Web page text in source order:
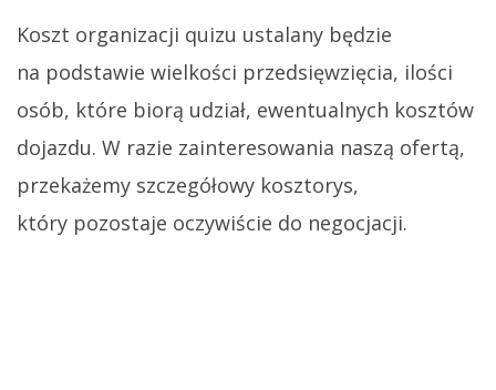
Koszt organizacji quizu ustalany będzie
na podstawie wielkości przedsięwzięcia, ilości
osób, które biorą udział, ewentualnych kosztów
dojazdu. W razie zainteresowania naszą ofertą,
przekażemy szczegółowy kosztorys,
który pozostaje oczywiście do negocjacji.